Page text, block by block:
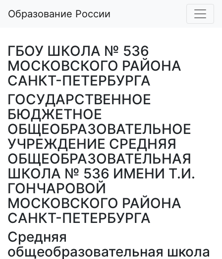
Образование России
ГБОУ ШКОЛА № 536
МОСКОВСКОГО РАЙОНА
САНКТ-ПЕТЕРБУРГА
ГОСУДАРСТВЕННОЕ
БЮДЖЕТНОЕ
ОБЩЕОБРАЗОВАТЕЛЬНОЕ
УЧРЕЖДЕНИЕ СРЕДНЯЯ
ОБЩЕОБРАЗОВАТЕЛЬНАЯ
ШКОЛА № 536 ИМЕНИ Т.И.
ГОНЧАРОВОЙ
МОСКОВСКОГО РАЙОНА
САНКТ-ПЕТЕРБУРГА
Средняя
общеобразовательная школа